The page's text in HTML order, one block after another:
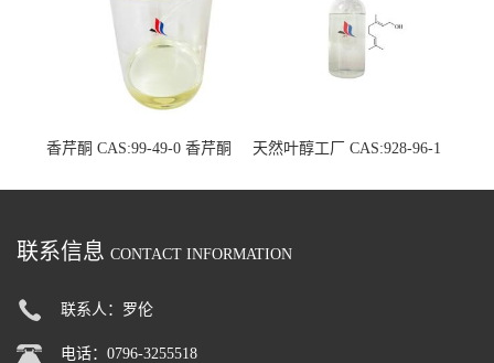
香芹酮 CAS:99-49-0 香芹酮
天然叶醇工厂 CAS:928-96-1
联系信息 CONTACT INFORMATION
联系人：罗伦
电话：0796-3255518